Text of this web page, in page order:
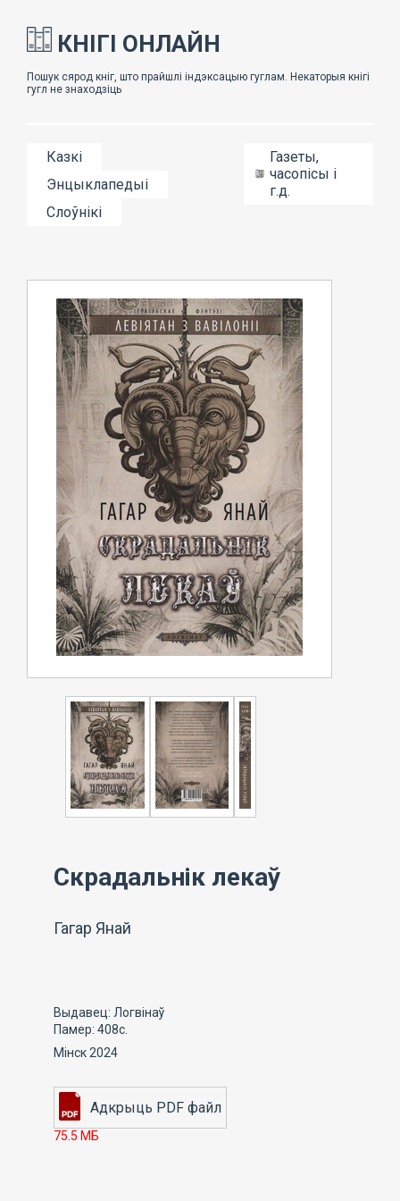
КНІГІ ОНЛАЙН
Казкі
Энцыклапедыі
Слоўнікі
Газеты,
часопісы і
г.д.
Скрадальнік лекаў
Гагар Янай
Выдавец: Логвінаў
Памер: 408с.
Мінск 2024
75.5 МБ